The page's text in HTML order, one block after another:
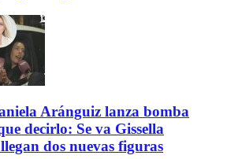
Aránguiz lanza bomba
decirlo: Se va Gissella
dos nuevas figuras